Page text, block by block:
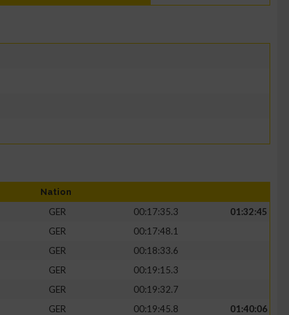
Nation
GER 00:17:35.3
01:32:45
GER
00:17:48.1
GER
00:18:33.6
GER
00:19:15.3
GER
00:19:32.7
GER 00:19:45.8
01:40:06